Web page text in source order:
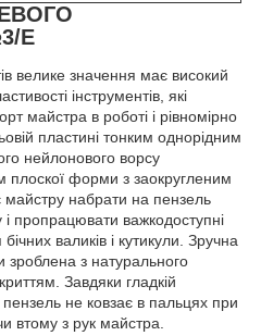
E
велике значення має високий
інструментів, які
майстра в роботі і рівномірно
пластині тонким однорідним
нейлонового ворсу
плоскої форми з заокругленим
набрати на пензель
і пропрацювати важкодоступні
валиків і кутикули. Зручна
зроблена з натурального
Завдяки гладкій
пензель не ковзає в пальцях при
втому з рук майстра.